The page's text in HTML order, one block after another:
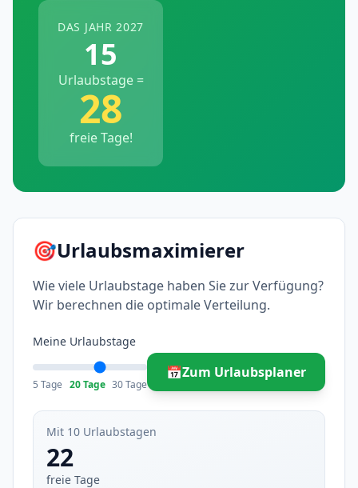
DAS JAHR 2027
15
Urlaubstage =
28
freie Tage!
🎯Urlaubsmaximierer
Wie viele Urlaubstage haben Sie zur Verfügung?
Wir berechnen die optimale Verteilung.
Meine Urlaubstage
5 Tage 20 Tage 30 Tage
📅Zum Urlaubsplaner
Mit 10 Urlaubstagen
22
freie Tage